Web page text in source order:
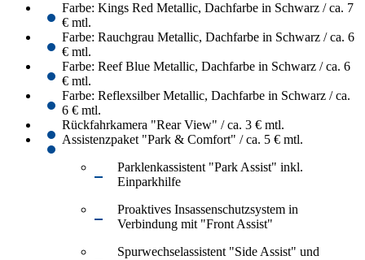
Farbe: Kings Red Metallic, Dachfarbe in Schwarz / ca. 7
€ mtl.
Farbe: Rauchgrau Metallic, Dachfarbe in Schwarz / ca. 6
€ mtl.
Farbe: Reef Blue Metallic, Dachfarbe in Schwarz / ca. 6
€ mtl.
Farbe: Reflexsilber Metallic, Dachfarbe in Schwarz / ca.
6 € mtl.
Rückfahrkamera "Rear View" / ca. 3 € mtl.
Assistenzpaket "Park & Comfort" / ca. 5 € mtl.
Parklenkassistent "Park Assist" inkl.
Einparkhilfe
Proaktives Insassenschutzsystem in
Verbindung mit "Front Assist"
Spurwechselassistent "Side Assist" und